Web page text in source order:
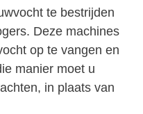
te bestrijden
Deze machines
op te vangen en
manier moet u
in plaats van